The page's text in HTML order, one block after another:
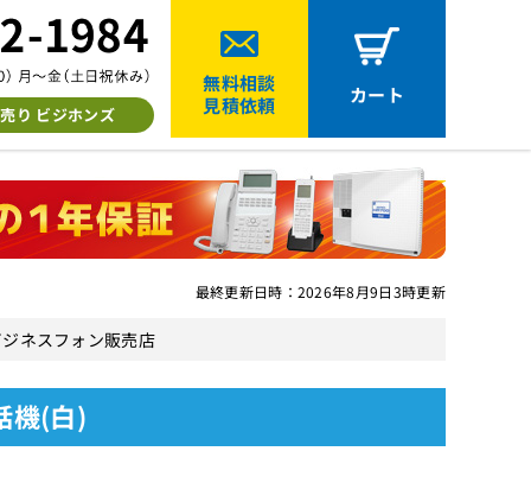
り ビジホンズ
無料相談
見積依頼
カート
最終更新日時：2026年8月9日3時更新
ネスフォン販売店
機(白)